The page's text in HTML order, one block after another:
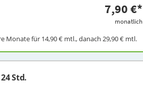
7,90 €*
monatlich
Monate für 14,90 €mtl., danach 29,90 €mtl.
Std.